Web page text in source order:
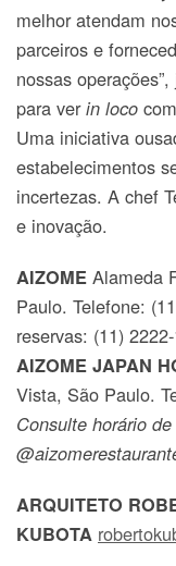
melhor atendam
parceiros e
nossas
para verin loco
Uma iniciativa
estabelecimentos
incertezas. A chef
e inovação.
AIZOME Alameda
Paulo. Telefone:
reservas: (11)
AIZOME JAPAN
Vista, São Paulo.
Consulte horário
ARQUITETO
KUBOTA